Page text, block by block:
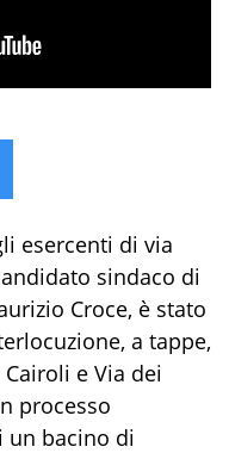
esercenti di via
sindaco di
Croce, è stato
a tappe,
e Via dei
processo
un bacino di